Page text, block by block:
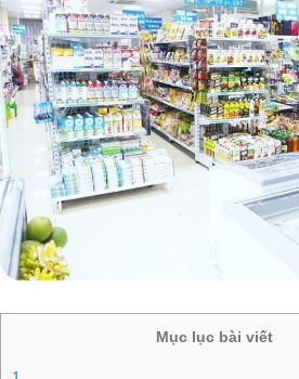
Mục lục bài viết